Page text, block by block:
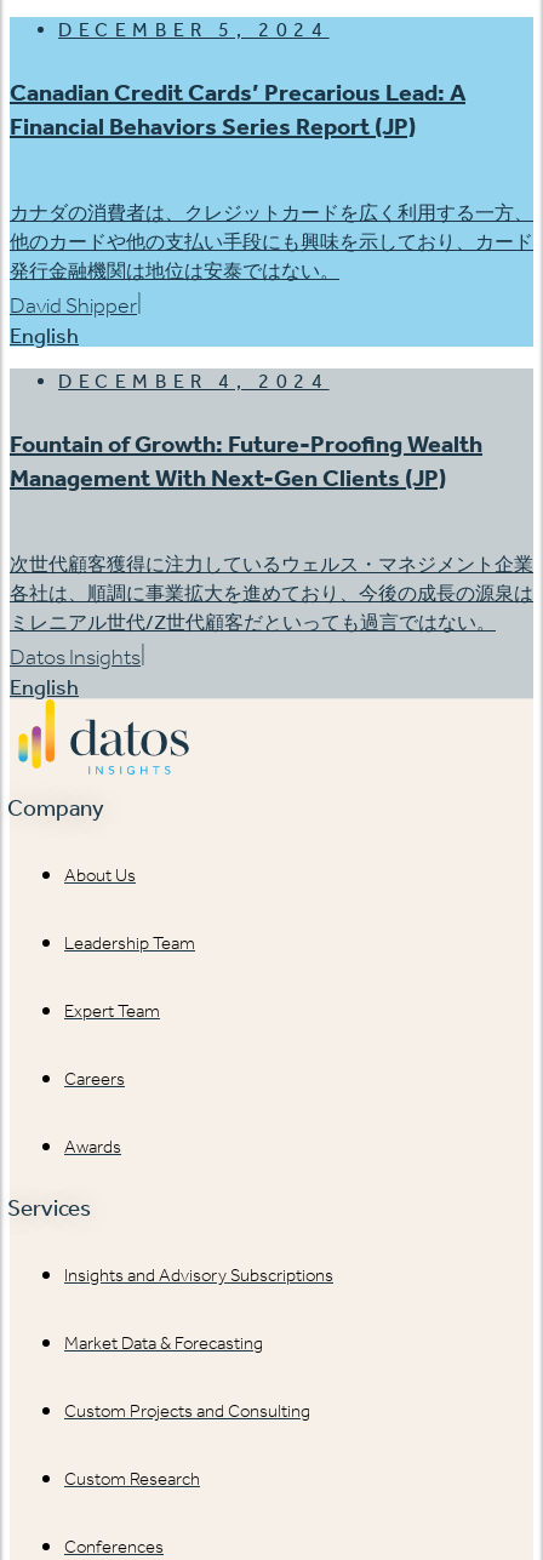
DECEMBER 5, 2024
Canadian Credit Cards’ Precarious Lead: A
Financial Behaviors Series Report (JP)
カナダの消費者は、クレジットカードを広く利用する一方、
他のカードや他の支払い手段にも興味を示しており、カード
発行金融機関は地位は安泰ではない。
David Shipper
English
DECEMBER 4, 2024
Fountain of Growth: Future-Proofing Wealth
Management With Next-Gen Clients (JP)
次世代顧客獲得に注力しているウェルス・マネジメント企業
各社は、順調に事業拡大を進めており、今後の成長の源泉は
ミレニアル世代/Z世代顧客だといっても過言ではない。
Datos Insights
English
Company
About Us
Leadership Team
Expert Team
Careers
Awards
Services
Insights and Advisory Subscriptions
Market Data & Forecasting
Custom Projects and Consulting
Custom Research
Conferences